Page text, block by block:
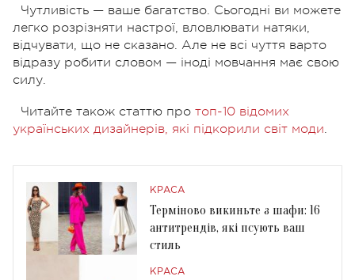
Чутливість — ваше багатство. Сьогодні ви можете
легко розрізняти настрої, вловлювати натяки,
відчувати, що не сказано. Але не всі чуття варто
відразу робити словом — іноді мовчання має свою
силу.
Читайте також статтю про топ-10 відомих
українських дизайнерів, які підкорили світ моди.
КРАСА
Терміново викиньте з шафи: 16
антитрендів, які псують ваш
стиль
КРАСА